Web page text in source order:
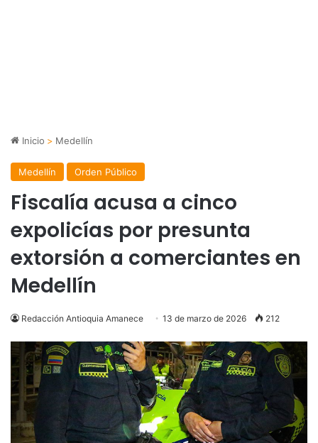
Inicio > Medellín
Medellín Orden Público
Fiscalía acusa a cinco
expolicías por presunta
extorsión a comerciantes en
Medellín
Redacción Antioquia Amanece 13 de marzo de 2026 212